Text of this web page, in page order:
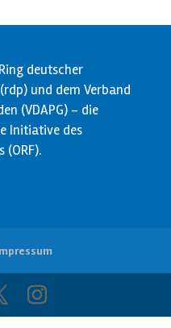
deutscher
und dem Verband
(VDAPG) - die
Initiative des
(ORF).